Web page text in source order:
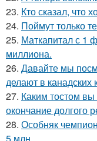
23. Кто сказал, что
24. Поймут только
25. Маткапитал с 1
миллиона.
26. Давайте мы
делают в канадских
27. Каким тостом
окончание долгого
28. Особняк